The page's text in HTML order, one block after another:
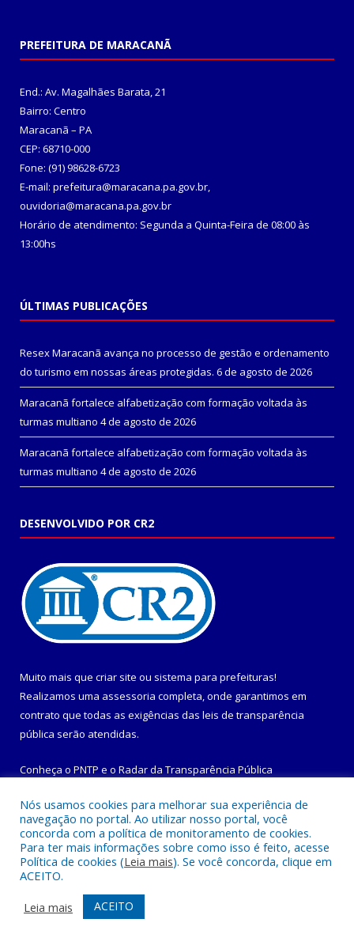
PREFEITURA DE MARACANÃ
End.: Av. Magalhães Barata, 21
Bairro: Centro
Maracanã – PA
CEP: 68710-000
Fone: (91) 98628-6723
E-mail: prefeitura@maracana.pa.gov.br,
ouvidoria@maracana.pa.gov.br
Horário de atendimento: Segunda a Quinta-Feira de 08:00 às
13:00hs
ÚLTIMAS PUBLICAÇÕES
Resex Maracanã avança no processo de gestão e ordenamento
do turismo em nossas áreas protegidas. 6 de agosto de 2026
Maracanã fortalece alfabetização com formação voltada às
turmas multiano 4 de agosto de 2026
Maracanã fortalece alfabetização com formação voltada às
turmas multiano 4 de agosto de 2026
DESENVOLVIDO POR CR2
Muito mais que criar site ou sistema para prefeituras!
Realizamos uma assessoria completa, onde garantimos em
contrato que todas as exigências das leis de transparência
pública serão atendidas.
Conheça o PNTP e o Radar da Transparência Pública
Todos os direitos reservados a Prefeitura Municipal de
Maracanã.
Mapa do Site
Acessar Área Administrativa
Acessar Webmail
Nós usamos cookies para melhorar sua experiência de
navegação no portal. Ao utilizar nosso portal, você
concorda com a política de monitoramento de cookies.
Para ter mais informações sobre como isso é feito, acesse
Política de cookies (Leia mais). Se você concorda, clique em
ACEITO.
Leia mais
ACEITO